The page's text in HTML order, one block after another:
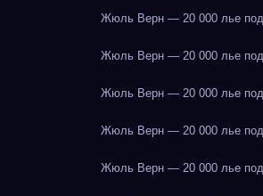
Жюль Верн — 20 000 лье
Жюль Верн — 20 000 лье
Жюль Верн — 20 000 лье
Жюль Верн — 20 000 лье
Жюль Верн — 20 000 лье